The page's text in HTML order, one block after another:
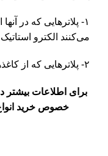
۱- پلاترهایی که در
می‌کنند الکترو
۲- پلاترهایی که از کاغذهای معمولی استفاده می‌کنند.
برای اطلاعات بیشتر
خصوص خرید